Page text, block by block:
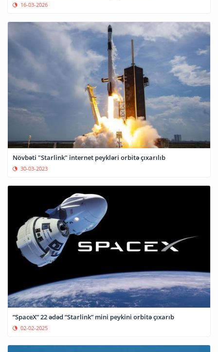
16-03-2026
Növbəti "Starlink" internet peykləri orbitə çıxarılıb
30-03-2023
“SpaceX” 22 ədəd “Starlink” mini peykini orbitə çıxarıb
02-02-2025